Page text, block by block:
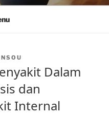
Dalam
dan
Internal